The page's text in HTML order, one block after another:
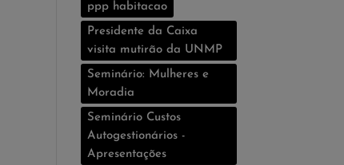
ppp habitacao
Presidente da Caixa
visita mutirão da UNMP
Seminário: Mulheres e
Moradia
Seminário Custos
Autogestionários -
Apresentações